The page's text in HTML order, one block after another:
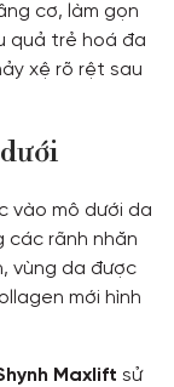
cơ, làm gọn
quả trẻ hoá đa
xệ rõ rệt sau
vào mô dưới da
các rãnh nhăn
vùng da được
mới hình
Maxlift sử